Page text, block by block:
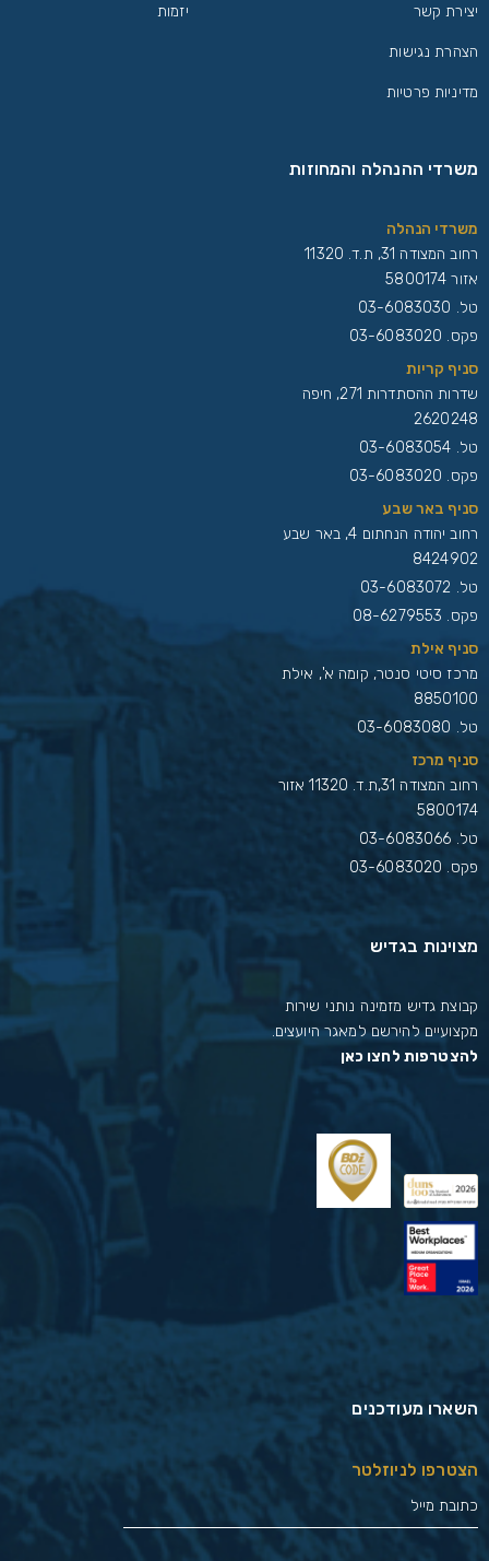
יצירת קשר
הצהרת נגישות
מדיניות פרטיות
יזמות
משרדי ההנהלה והמחוזות
משרדי הנהלה
רחוב המצודה 31, ת.ד. 11320
אזור 5800174
טל. 03-6083030
פקס. 03-6083020
סניף קריות
שדרות ההסתדרות 271, חיפה
2620248
טל. 03-6083054
פקס. 03-6083020
סניף באר שבע
רחוב יהודה הנחתום 4, באר שבע
8424902
טל. 03-6083072
פקס. 08-6279553
סניף אילת
מרכז סיטי סנטר, קומה א', אילת
8850100
טל. 03-6083080
סניף מרכז
רחוב המצודה 31,ת.ד. 11320 אזור
5800174
טל. 03-6083066
פקס. 03-6083020
מצוינות בגדיש
קבוצת גדיש מזמינה נותני שירות
מקצועיים להירשם למאגר היועצים.
להצטרפות לחצו כאן
השארו מעודכנים
הצטרפו לניוזלטר